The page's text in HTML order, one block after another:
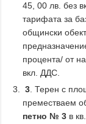
45, 00 лв. без
тарифата за
общински
процента/ от
вкл. ДДС.
3 . Терен с
преместваем
петно № 3 в